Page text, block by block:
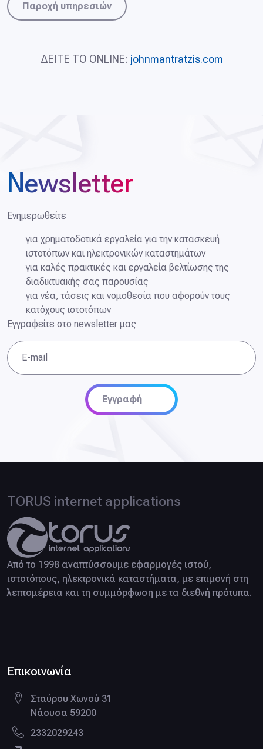
Παροχή υπηρεσιών
ΔΕΙΤΕ ΤΟ ONLINE: johnmantratzis.com
Newsletter
Ενημερωθείτε
για χρηματοδοτικά εργαλεία για την κατασκευή
ιστοτόπων και ηλεκτρονικών καταστημάτων
για καλές πρακτικές και εργαλεία βελτίωσης της
διαδικτυακής σας παρουσίας
για νέα, τάσεις και νομοθεσία που αφορούν τους
κατόχους ιστοτόπων
Εγγραφείτε στο newsletter μας
E-mail
Εγγραφή
TORUS internet applications
Από το 1998 αναπτύσσουμε εφαρμογές ιστού,
ιστοτόπους, ηλεκτρονικά καταστήματα, με επιμονή στη
λεπτομέρεια και τη συμμόρφωση με τα διεθνή πρότυπα.
Επικοινωνία
Σταύρου Χωνού 31
Νάουσα 59200
2332029243